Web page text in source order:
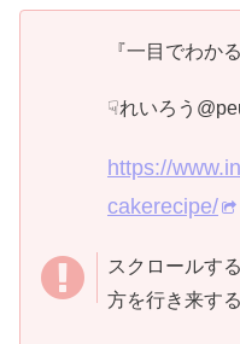
っている
『一目でわか
☟れいろう
https://
cakerecipe/
スクロールす
方を行き来す